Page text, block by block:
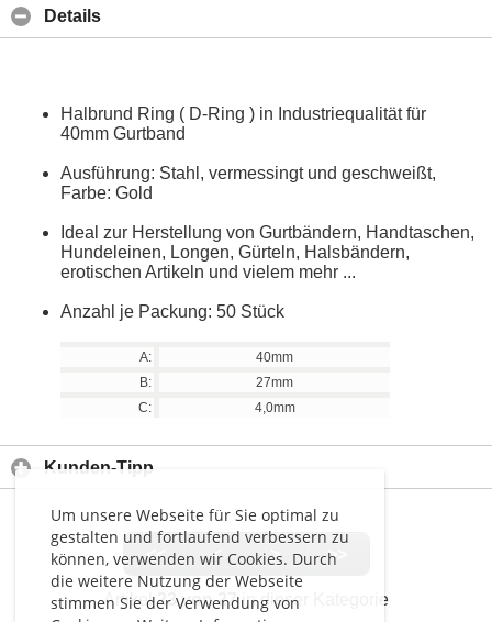
Um unsere Webseite für Sie optimal zu
gestalten und fortlaufend verbessern zu
können, verwenden wir Cookies. Durch
die weitere Nutzung der Webseite
stimmen Sie der Verwendung von
Details
Halbrund Ring ( D-Ring ) in Industriequalität für
40mm Gurtband
Ausführung: Stahl, vermessingt und geschweißt,
Farbe: Gold
Ideal zur Herstellung von Gurtbändern, Handtaschen,
Hundeleinen, Longen, Gürteln, Halsbändern,
erotischen Artikeln und vielem mehr ...
Anzahl je Packung: 50 Stück
A:
40mm
B:
27mm
C:
4,0mm
Kunden-Tipp
<< < > >>
Artikel23 von 27in dieser Kategorie